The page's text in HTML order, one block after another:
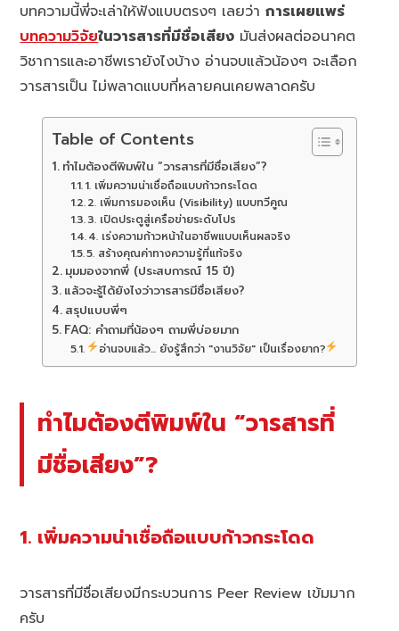
บทความนี้พี่จะเล่าให้ฟังแบบตรงๆ เลยว่าการเผยแพร่
บทความวิจัยในวารสารที่มีชื่อเสียง มันส่งผลต่ออนาคต
วิชาการและอาชีพเรายังไงบ้าง อ่านจบแล้วน้องๆ จะเลือก
วารสารเป็น ไม่พลาดแบบที่หลายคนเคยพลาดครับ
Table of Contents
ทำไมต้องตีพิมพ์ใน “วารสารที่มีชื่อเสียง”?
1. เพิ่มความน่าเชื่อถือแบบก้าวกระโดด
2. เพิ่มการมองเห็น (Visibility) แบบทวีคูณ
3. เปิดประตูสู่เครือข่ายระดับโปร
4. เร่งความก้าวหน้าในอาชีพแบบเห็นผลจริง
5. สร้างคุณค่าทางความรู้ที่แท้จริง
มุมมองจากพี่ (ประสบการณ์ 15 ปี)
แล้วจะรู้ได้ยังไงว่าวารสารมีชื่อเสียง?
สรุปแบบพี่ๆ
FAQ: คำถามที่น้องๆ ถามพี่บ่อยมาก
อ่านจบแล้ว... ยังรู้สึกว่า "งานวิจัย" เป็นเรื่องยาก?
ทำไมต้องตีพิมพ์ใน “วารสารที่
มีชื่อเสียง”?
1. เพิ่มความน่าเชื่อถือแบบก้าวกระโดด
วารสารที่มีชื่อเสียงมีกระบวนการ Peer Review เข้มมาก
ครับ